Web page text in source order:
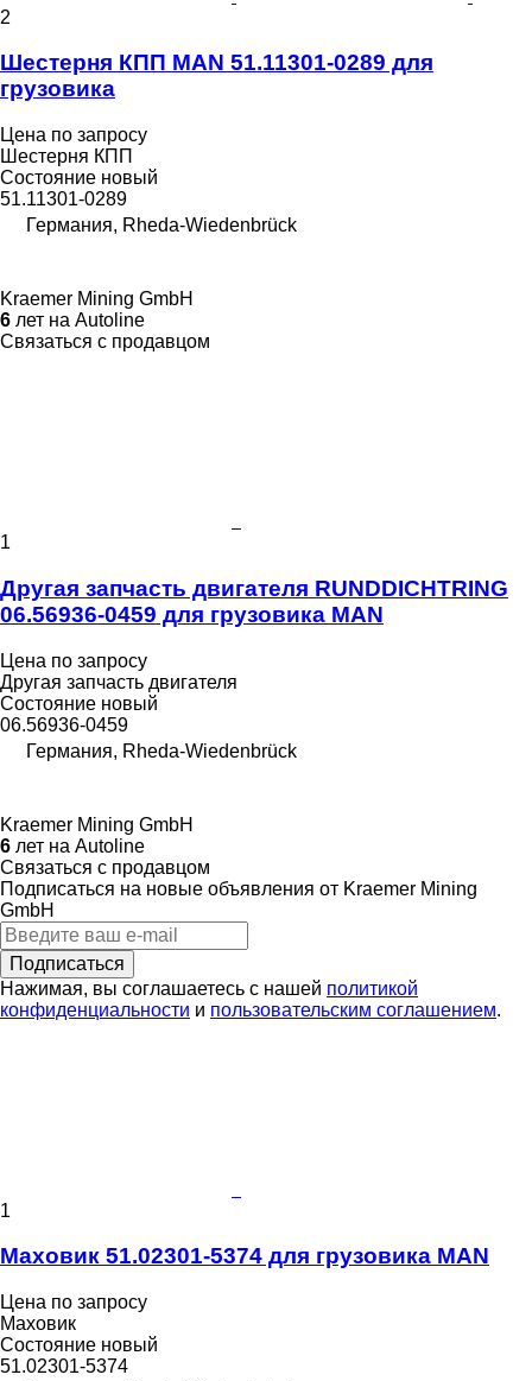
2
Шестерня КПП MAN 51.11301-0289 для
грузовика
Цена по запросу
Шестерня КПП
Состояние новый
51.11301-0289
Германия, Rheda-Wiedenbrück
Kraemer Mining GmbH
6 лет на Autoline
Связаться с продавцом
1
Другая запчасть двигателя RUNDDICHTRING
06.56936-0459 для грузовика MAN
Цена по запросу
Другая запчасть двигателя
Состояние новый
06.56936-0459
Германия, Rheda-Wiedenbrück
Kraemer Mining GmbH
6 лет на Autoline
Связаться с продавцом
Подписаться на новые объявления от Kraemer Mining
GmbH
Подписаться
Нажимая, вы соглашаетесь с нашей политикой
конфиденциальности и пользовательским соглашением.
1
Маховик 51.02301-5374 для грузовика MAN
Цена по запросу
Маховик
Состояние новый
51.02301-5374